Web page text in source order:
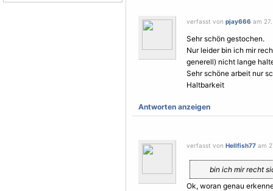
verfasst von pjay666 am
Sehr schön gestochen.
Nur leider bin ich mir
generell) nicht lange
Sehr schöne arbeit nur
Haltbarkeit
Antworten anzeigen
verfasst von Hellfish77 am
bin ich mir recht
Ok, woran genau